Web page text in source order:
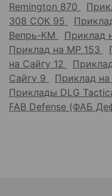
Remington 870
308 СОК 95
Вепрь-КМ
Приклад
Приклад на МР 153
на Сайгу 12
Сайгу 9
Приклад на
Приклады DLG
FAB Defense (ФАБ